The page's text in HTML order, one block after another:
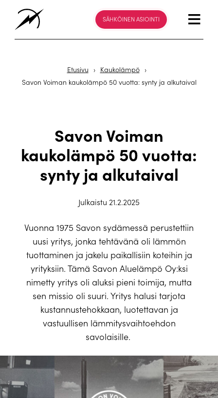
SÄHKÖINEN ASIOINTI
Etusivu › Kaukolämpö
›
Savon Voiman kaukolämpö 50 vuotta: synty ja alkutaival
Savon Voiman
kaukolämpö 50 vuotta:
synty ja alkutaival
Julkaistu 21.2.2025
Vuonna 1975 Savon sydämessä perustettiin
uusi yritys, jonka tehtävänä oli lämmön
tuottaminen ja jakelu paikallisiin koteihin ja
yrityksiin. Tämä Savon Aluelämpö Oy:ksi
nimetty yritys oli aluksi pieni toimija, mutta
sen missio oli suuri. Yritys halusi tarjota
kustannustehokkaan, luotettavan ja
vastuullisen lämmitysvaihtoehdon
savolaisille.